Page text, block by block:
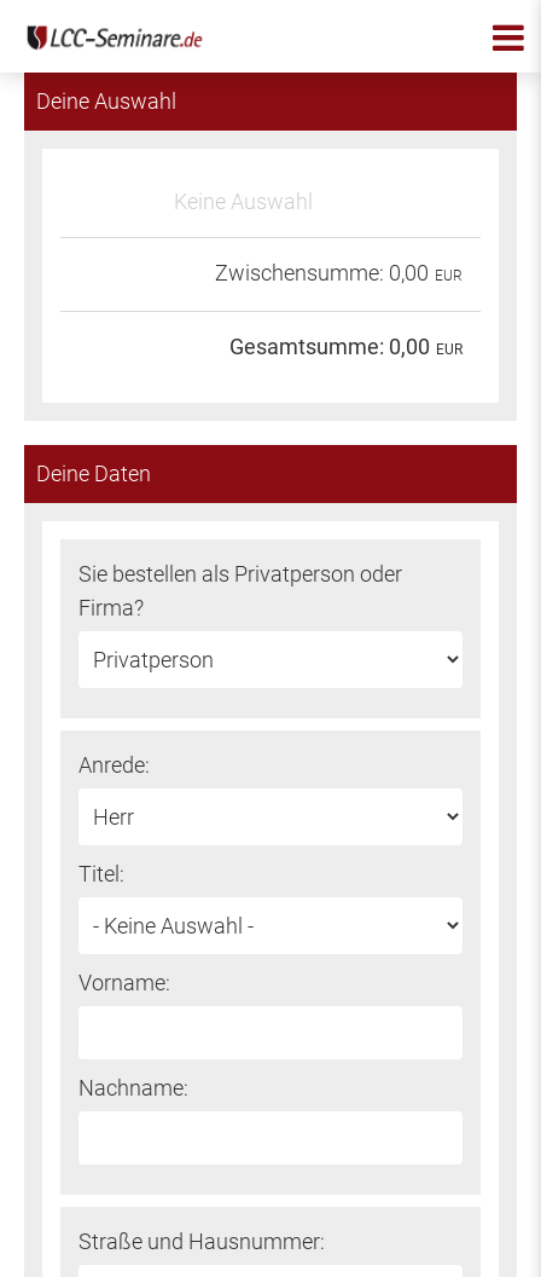
Deine Auswahl
Keine Auswahl
Zwischensumme: 0,00 EUR
Gesamtsumme: 0,00 EUR
Deine Daten
Sie bestellen als Privatperson oder
Firma?
Anrede:
Titel:
Vorname:
Nachname:
Straße und Hausnummer: